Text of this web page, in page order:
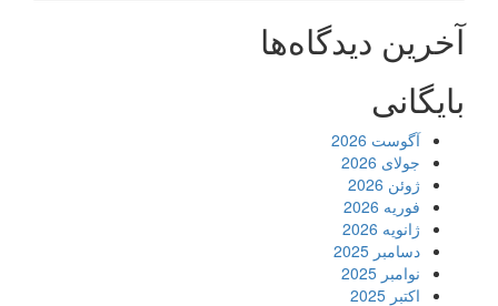
آخرین دیدگاه‌ها
بایگانی
آگوست 2026
جولای 2026
ژوئن 2026
فوریه 2026
ژانویه 2026
دسامبر 2025
نوامبر 2025
اکتبر 2025